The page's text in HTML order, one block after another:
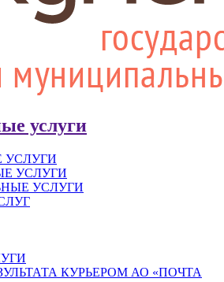
услуги
УСЛУГИ
УСЛУГИ
УСЛУГИ
КУРЬЕРОМ АО «ПОЧТА